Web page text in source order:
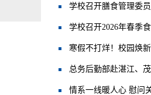
学校召开膳食管理委
学校召开2026年春季
寒假不打烊！校园焕
总务后勤部赴湛江、
情系一线暖人心 慰问